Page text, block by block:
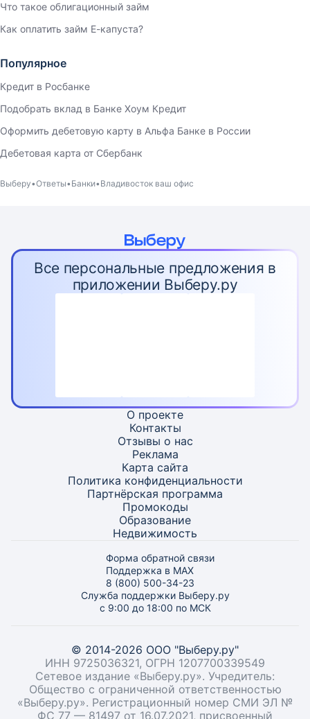
Что такое облигационный займ
Как оплатить займ Е-капуста?
Популярное
Кредит в Росбанке
Подобрать вклад в Банке Хоум Кредит
Оформить дебетовую карту в Альфа Банке в России
Дебетовая карта от Сбербанк
Выберу Ответы Банки Владивосток ваш офис
Все персональные предложения в
приложении Выберу.ру
О проекте
Контакты
Отзывы о нас
Реклама
Карта сайта
Политика конфиденциальности
Партнёрская программа
Промокоды
Образование
Недвижимость
Форма обратной связи
Поддержка в MAX
8 (800) 500-34-23
Служба поддержки Выберу.ру
с 9:00 до 18:00 по МСК
© 2014-2026 ООО "Выберу.ру"
ИНН 9725036321, ОГРН 1207700339549
Сетевое издание «Выберу.ру». Учредитель:
Общество с ограниченной ответственностью
«Выберу.ру». Регистрационный номер СМИ ЭЛ №
ФС 77 — 81497 от 16.07.2021, присвоенный